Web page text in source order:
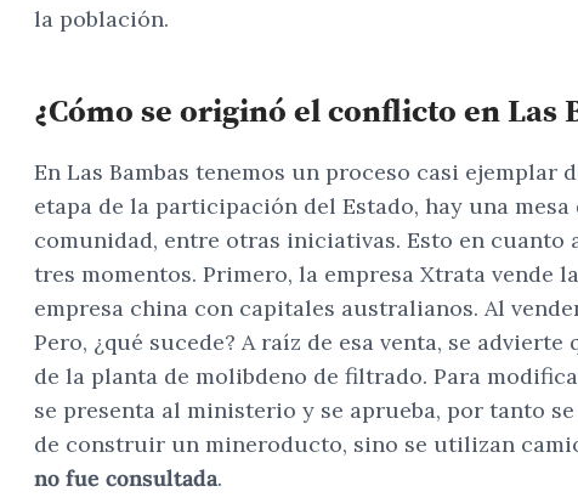
la población.
¿Cómo se originó el conflicto en Las
En Las Bambas tenemos un proceso casi ejemplar
etapa de la participación del Estado, hay una
comunidad, entre otras iniciativas. Esto en
tres momentos. Primero, la empresa Xtrata vende
empresa china con capitales australianos. Al
Pero, ¿qué sucede? A raíz de esa venta, se
de la planta de molibdeno de filtrado. Para
se presenta al ministerio y se aprueba, por tanto
de construir un mineroducto, sino se utilizan
no fue consultada.